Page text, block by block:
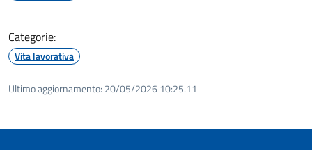
Categorie:
Vita lavorativa
Ultimo aggiornamento: 20/05/2026 10:25.11